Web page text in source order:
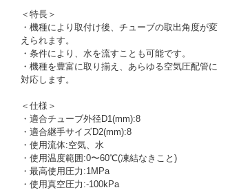
＜特長＞
・機種により取付け後、チューブの取出角度が変
えられます。
・条件により、水を流すことも可能です。
・機種を豊富に取り揃え、あらゆる空気圧配管に
対応します。
＜仕様＞
・適合チューブ外径D1(mm):8
・適合継手サイズD2(mm):8
・使用流体:空気、水
・使用温度範囲:0〜60℃(凍結なきこと)
・最高使用圧力:1MPa
・使用真空圧力:-100kPa